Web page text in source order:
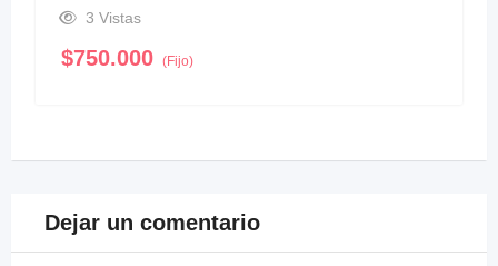
3 Vistas
$750.000 (Fijo)
Dejar un comentario